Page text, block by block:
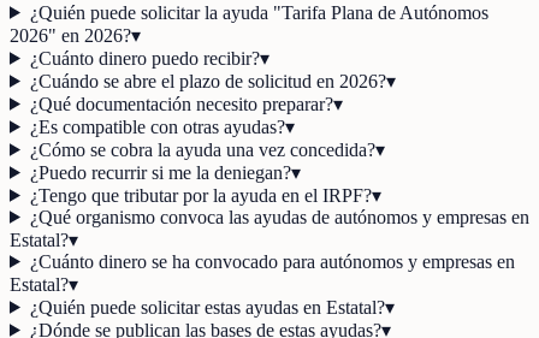
¿Quién puede solicitar la ayuda "Tarifa Plana de Autónomos
2026" en 2026?▾
¿Cuánto dinero puedo recibir?▾
¿Cuándo se abre el plazo de solicitud en 2026?▾
¿Qué documentación necesito preparar?▾
¿Es compatible con otras ayudas?▾
¿Cómo se cobra la ayuda una vez concedida?▾
¿Puedo recurrir si me la deniegan?▾
¿Tengo que tributar por la ayuda en el IRPF?▾
¿Qué organismo convoca las ayudas de autónomos y empresas en
Estatal?▾
¿Cuánto dinero se ha convocado para autónomos y empresas en
Estatal?▾
¿Quién puede solicitar estas ayudas en Estatal?▾
¿Dónde se publican las bases de estas ayudas?▾